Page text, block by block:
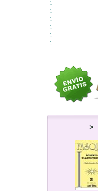
:.
:.
:.
:.
:.
:.
>